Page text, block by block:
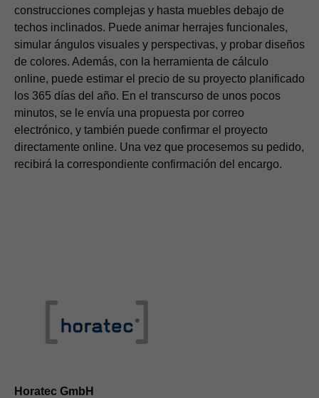
construcciones complejas y hasta muebles debajo de
techos inclinados. Puede animar herrajes funcionales,
simular ángulos visuales y perspectivas, y probar diseños
de colores. Además, con la herramienta de cálculo
online, puede estimar el precio de su proyecto planificado
los 365 días del año. En el transcurso de unos pocos
minutos, se le envía una propuesta por correo
electrónico, y también puede confirmar el proyecto
directamente online. Una vez que procesemos su pedido,
recibirá la correspondiente confirmación del encargo.
Horatec GmbH